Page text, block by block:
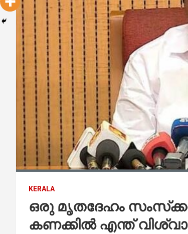
KERALA
ഒരു മൃതദേഹം
കണക്കില്‍ എന്ത്